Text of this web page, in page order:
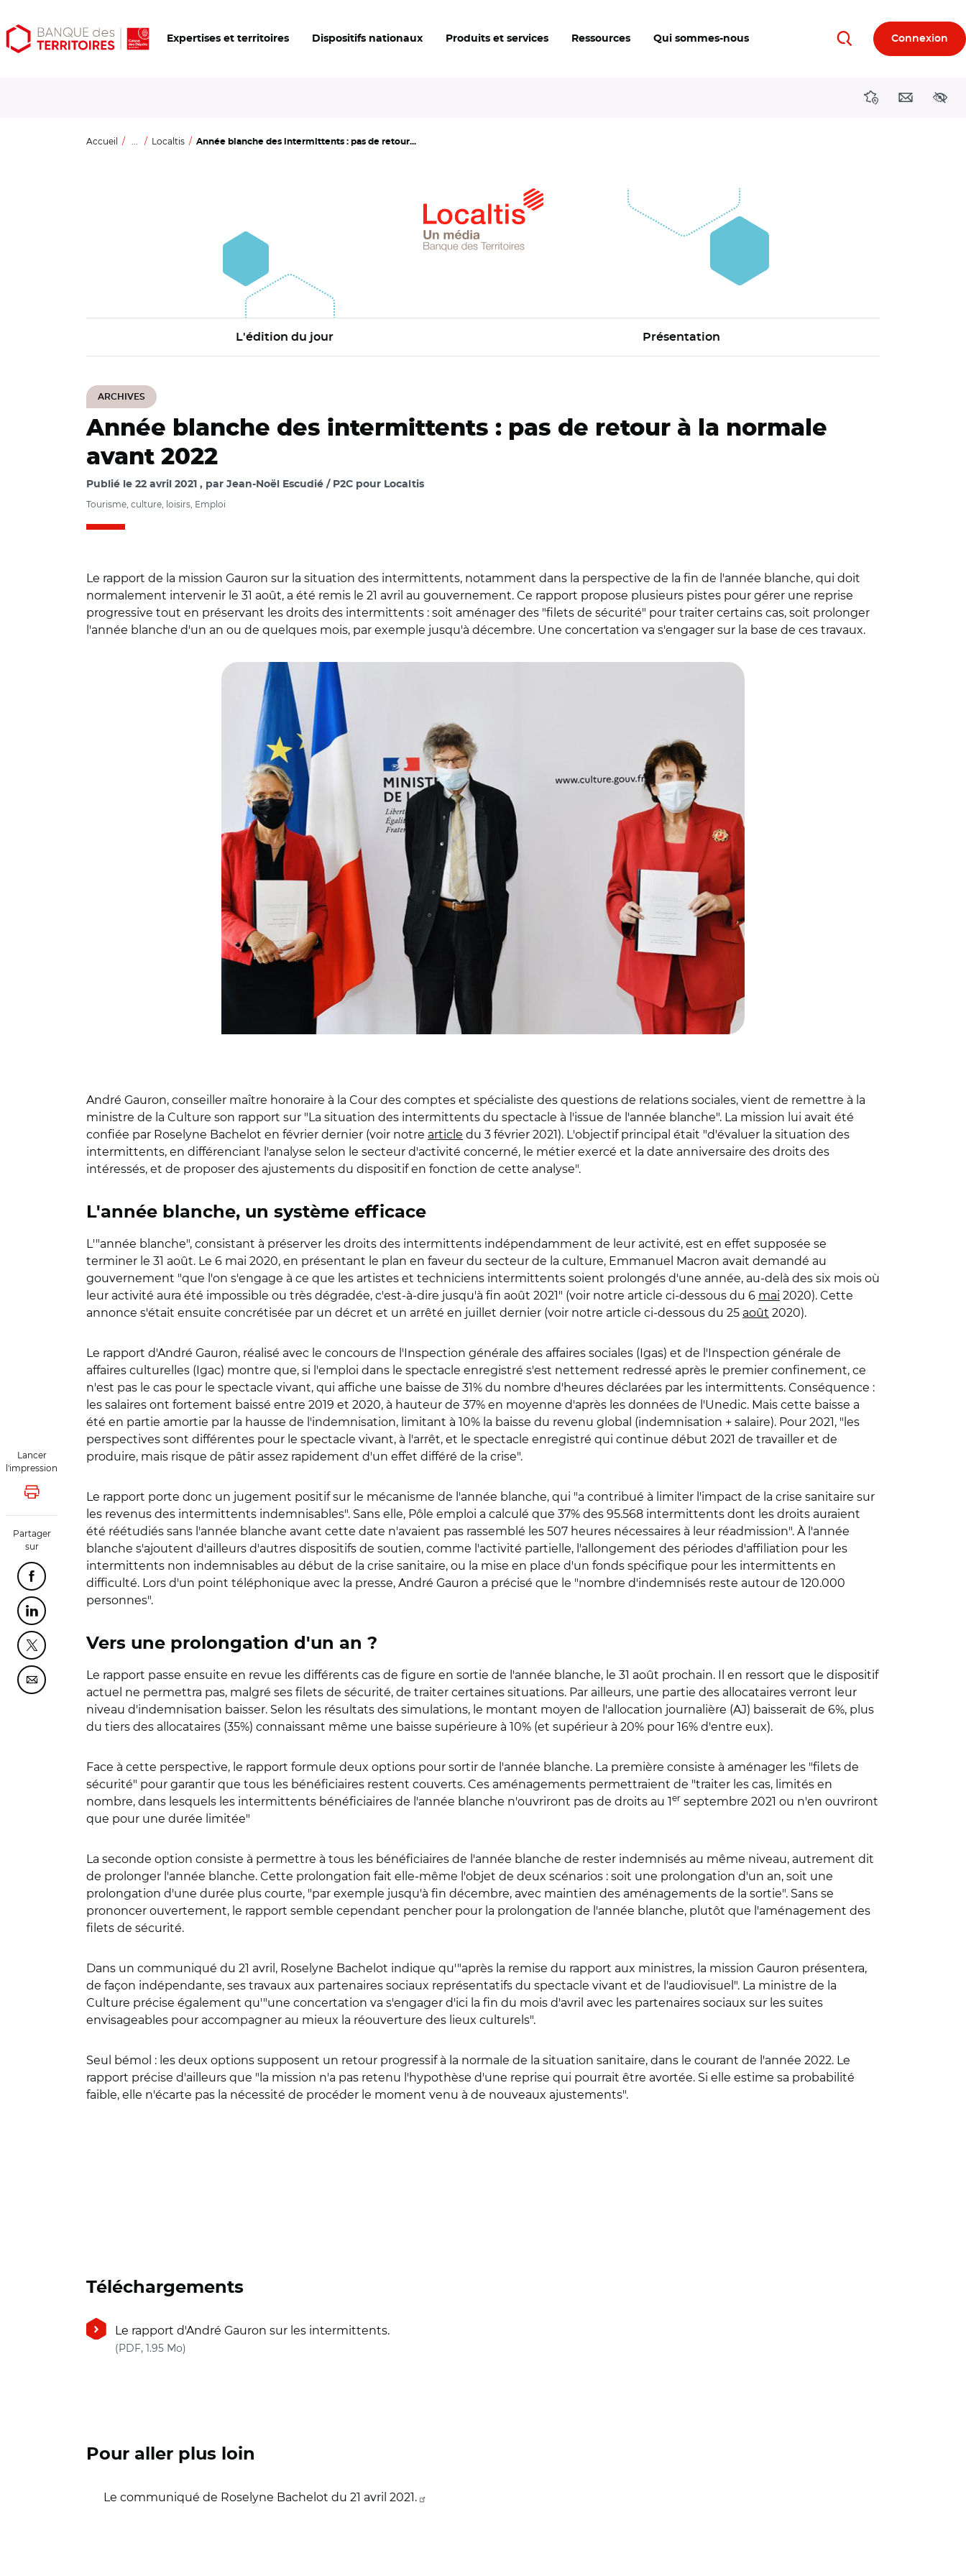
Aller
au
Aller
au
Ouvrir
les
Expertises et territoires Dispositifs nationaux Produits et services Ressources Qui sommes-nous RechercherConnexion
DirectionsContact
Accueil ... Localtis Année blanche des intermittents : pas de retour...
L'édition du jour Présentation
ARCHIVES
Lancer
l'impression
Lancer l'impression
Partager
sur
Partager cette page sur Facebook
Partager cette page sur Linkedin
Partager cette page sur Twitter
Partager cette page sur Courriel
Année blanche des intermittents : pas de retour à la normale
avant 2022
Publié le 22 avril 2021 par Jean-Noël Escudié / P2C pour Localtis
Tourisme, culture, loisirs, Emploi
Le rapport de la mission Gauron sur la situation des intermittents, notamment dans la perspective de la fin de l'année blanche, qui doit
normalement intervenir le 31 août, a été remis le 21 avril au gouvernement. Ce rapport propose plusieurs pistes pour gérer une reprise
progressive tout en préservant les droits des intermittents : soit aménager des "filets de sécurité" pour traiter certains cas, soit prolonger
l'année blanche d'un an ou de quelques mois, par exemple jusqu'à décembre. Une concertation va s'engager sur la base de ces travaux.
André Gauron, conseiller maître honoraire à la Cour des comptes et spécialiste des questions de relations sociales, vient de remettre à la
ministre de la Culture son rapport sur "La situation des intermittents du spectacle à l'issue de l'année blanche". La mission lui avait été
confiée par Roselyne Bachelot en février dernier (voir notre article du 3 février 2021). L'objectif principal était "d'évaluer la situation des
intermittents, en différenciant l'analyse selon le secteur d'activité concerné, le métier exercé et la date anniversaire des droits des
intéressés, et de proposer des ajustements du dispositif en fonction de cette analyse".
L'année blanche, un système efficace
L'"année blanche", consistant à préserver les droits des intermittents indépendamment de leur activité, est en effet supposée se
terminer le 31 août. Le 6 mai 2020, en présentant le plan en faveur du secteur de la culture, Emmanuel Macron avait demandé au
gouvernement "que l'on s'engage à ce que les artistes et techniciens intermittents soient prolongés d'une année, au-delà des six mois où
leur activité aura été impossible ou très dégradée, c'est-à-dire jusqu'à fin août 2021" (voir notre article ci-dessous du 6 mai 2020). Cette
annonce s'était ensuite concrétisée par un décret et un arrêté en juillet dernier (voir notre article ci-dessous du 25 août 2020).
Le rapport d'André Gauron, réalisé avec le concours de l'Inspection générale des affaires sociales (Igas) et de l'Inspection générale de
affaires culturelles (Igac) montre que, si l'emploi dans le spectacle enregistré s'est nettement redressé après le premier confinement, ce
n'est pas le cas pour le spectacle vivant, qui affiche une baisse de 31% du nombre d'heures déclarées par les intermittents. Conséquence :
les salaires ont fortement baissé entre 2019 et 2020, à hauteur de 37% en moyenne d'après les données de l'Unedic. Mais cette baisse a
été en partie amortie par la hausse de l'indemnisation, limitant à 10% la baisse du revenu global (indemnisation + salaire). Pour 2021, "les
perspectives sont différentes pour le spectacle vivant, à l'arrêt, et le spectacle enregistré qui continue début 2021 de travailler et de
produire, mais risque de pâtir assez rapidement d'un effet différé de la crise".
Le rapport porte donc un jugement positif sur le mécanisme de l'année blanche, qui "a contribué à limiter l'impact de la crise sanitaire sur
les revenus des intermittents indemnisables". Sans elle, Pôle emploi a calculé que 37% des 95.568 intermittents dont les droits auraient
été réétudiés sans l'année blanche avant cette date n'avaient pas rassemblé les 507 heures nécessaires à leur réadmission". À l'année
blanche s'ajoutent d'ailleurs d'autres dispositifs de soutien, comme l'activité partielle, l'allongement des périodes d'affiliation pour les
intermittents non indemnisables au début de la crise sanitaire, ou la mise en place d'un fonds spécifique pour les intermittents en
difficulté. Lors d'un point téléphonique avec la presse, André Gauron a précisé que le "nombre d'indemnisés reste autour de 120.000
personnes".
Vers une prolongation d'un an ?
Le rapport passe ensuite en revue les différents cas de figure en sortie de l'année blanche, le 31 août prochain. Il en ressort que le dispositif
actuel ne permettra pas, malgré ses filets de sécurité, de traiter certaines situations. Par ailleurs, une partie des allocataires verront leur
niveau d'indemnisation baisser. Selon les résultats des simulations, le montant moyen de l'allocation journalière (AJ) baisserait de 6%, plus
du tiers des allocataires (35%) connaissant même une baisse supérieure à 10% (et supérieur à 20% pour 16% d'entre eux).
Face à cette perspective, le rapport formule deux options pour sortir de l'année blanche. La première consiste à aménager les "filets de
sécurité" pour garantir que tous les bénéficiaires restent couverts. Ces aménagements permettraient de "traiter les cas, limités en
nombre, dans lesquels les intermittents bénéficiaires de l'année blanche n'ouvriront pas de droits au 1er septembre 2021 ou n'en ouvriront
que pour une durée limitée"
La seconde option consiste à permettre à tous les bénéficiaires de l'année blanche de rester indemnisés au même niveau, autrement dit
de prolonger l'année blanche. Cette prolongation fait elle-même l'objet de deux scénarios : soit une prolongation d'un an, soit une
prolongation d'une durée plus courte, "par exemple jusqu'à fin décembre, avec maintien des aménagements de la sortie". Sans se
prononcer ouvertement, le rapport semble cependant pencher pour la prolongation de l'année blanche, plutôt que l'aménagement des
filets de sécurité.
Dans un communiqué du 21 avril, Roselyne Bachelot indique qu'"après la remise du rapport aux ministres, la mission Gauron présentera,
de façon indépendante, ses travaux aux partenaires sociaux représentatifs du spectacle vivant et de l'audiovisuel". La ministre de la
Culture précise également qu'"une concertation va s'engager d'ici la fin du mois d'avril avec les partenaires sociaux sur les suites
envisageables pour accompagner au mieux la réouverture des lieux culturels".
Seul bémol : les deux options supposent un retour progressif à la normale de la situation sanitaire, dans le courant de l'année 2022. Le
rapport précise d'ailleurs que "la mission n'a pas retenu l'hypothèse d'une reprise qui pourrait être avortée. Si elle estime sa probabilité
faible, elle n'écarte pas la nécessité de procéder le moment venu à de nouveaux ajustements".
Téléchargements
Le rapport d'André Gauron sur les intermittents.
(PDF, 1.95 Mo)
Pour aller plus loin
Le communiqué de Roselyne Bachelot du 21 avril 2021.